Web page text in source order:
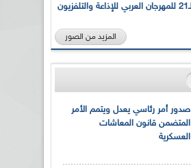
بالصور... الدورة الـ21 للمهرجان العربي للإذاعة والتلفزيون
المزيد من الصور
صدور أمر رئاسي يعدل ويتمم الأمر
المتضمن قانون المعاشات
العسكرية